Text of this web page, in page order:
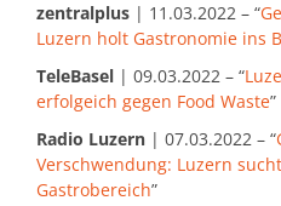
zentralplus | 11.03.2022 – “
Luzern holt Gastronomie ins
TeleBasel | 09.03.2022 – “
erfolgeich gegen Food Waste”
Radio Luzern | 07.03.2022 – “
Verschwendung: Luzern
Gastrobereich”